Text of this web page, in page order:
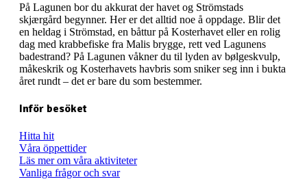
På Lagunen bor du akkurat der havet og Strömstads
skjærgård begynner. Her er det alltid noe å oppdage. Blir det
en heldag i Strömstad, en båttur på Kosterhavet eller en rolig
dag med krabbefiske fra Malis brygge, rett ved Lagunens
badestrand? På Lagunen våkner du til lyden av bølgeskvulp,
måkeskrik og Kosterhavets havbris som sniker seg inn i bukta
året rundt – det er bare du som bestemmer.
Inför besöket
Hitta hit
Våra öppettider
Läs mer om våra aktiviteter
Vanliga frågor och svar